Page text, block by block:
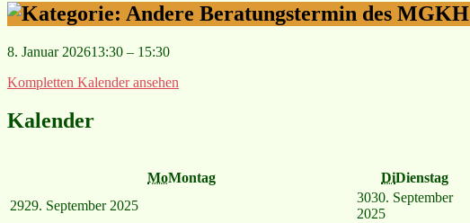
Beratungstermin des MGKH
8. Januar 202613:30 – 15:30
Kompletten Kalender ansehen
Kalender
MoMontag DiDienstag
2929. September 2025
3030. September
2025